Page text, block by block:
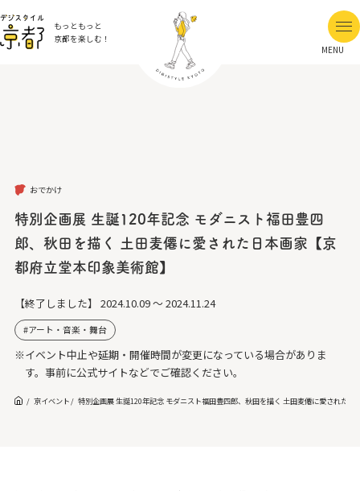
もっともっと
京都を楽しむ！
MENU
おでかけ
特別企画展 生誕120年記念 モダニスト福田豊四
郎、秋田を描く 土田麦僊に愛された日本画家【京
都府立堂本印象美術館】
【終了しました】 2024.10.09 ～ 2024.11.24
アート・音楽・舞台
※イベント中止や延期・開催時間が変更になっている場合がありま
す。事前に公式サイトなどでご確認ください。
京イベント 特別企画展 生誕120年記念 モダニスト福田豊四郎、秋田を描く 土田麦僊に愛された